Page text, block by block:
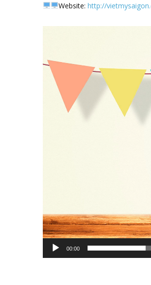
Website: http://
00:00